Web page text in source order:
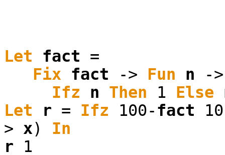
Let fact =
Fix
fact -> Fun n ->
Ifz
n Then 1 Else
Let
r = Ifz 100-fact
> x) In
r 1